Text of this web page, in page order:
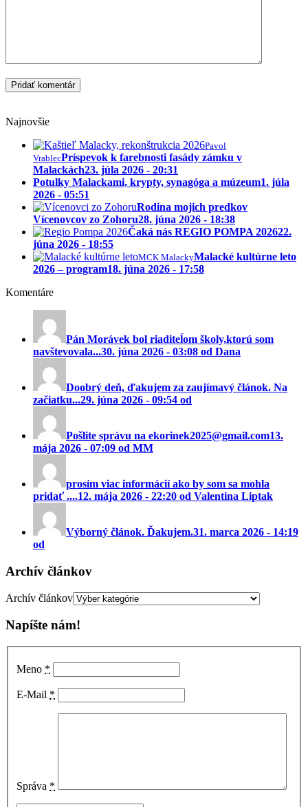
Najnovšie
Pavol
VrablecPríspevok k farebnosti fasády zámku v
Malackách23. júla 2026 - 20:31
Potulky Malackami, krypty, synagóga a múzeum1. júla
2026 - 05:51
Rodina mojich predkov
Vícenovcov zo Zohoru28. júna 2026 - 18:38
Čaká nás REGIO POMPA 202622.
júna 2026 - 18:55
MCK MalackyMalacké kultúrne leto
2026 – program18. júna 2026 - 17:58
Komentáre
Pán Morávek bol riaditeĺom školy,ktorú som
navštevovala...30. júna 2026 - 03:08 od Dana
Doobrý deň, ďakujem za zaujímavý článok. Na
začiatku...29. júna 2026 - 09:54 od
Pošlite správu na ekorinek2025@gmail.com13.
mája 2026 - 07:09 od MM
prosím viac informácií ako by som sa mohla
pridať ....12. mája 2026 - 22:20 od Valentina Liptak
Výborný článok. Ďakujem.31. marca 2026 - 14:19
od
Archív článkov
Archív článkov
Napíšte nám!
Meno *
E-Mail *
Správa *